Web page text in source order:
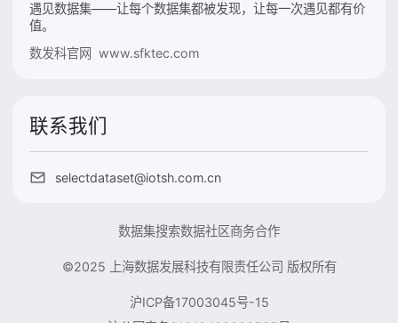
遇见数据集——让每个数据集都被发现，让每一次遇见都有价
值。
数发科官网 www.sfktec.com
联系我们
selectdataset@iotsh.com.cn
数据集搜索数据社区商务合作
©2025 上海数据发展科技有限责任公司 版权所有
沪ICP备17003045号-15